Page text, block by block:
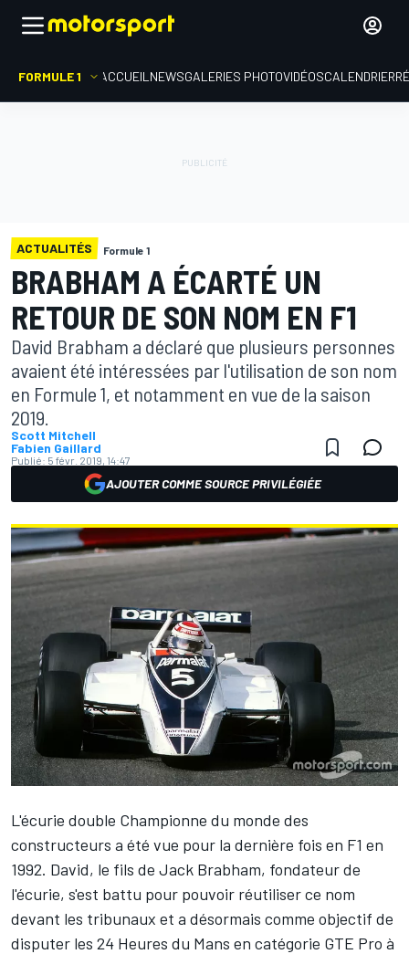
FORMULE 1 ACCUEIL NEWSGALERIES PHOTOVIDÉOSCALENDRIER
ACTUALITÉS Formule 1
BRABHAM A ÉCARTÉ UN
RETOUR DE SON NOM EN F1
David Brabham a déclaré que plusieurs personnes
avaient été intéressées par l'utilisation de son nom
en Formule 1, et notamment en vue de la saison
2019.
Scott Mitchell
Fabien Gaillard
Publié: 5 févr. 2019, 14:47
AJOUTER COMME SOURCE PRIVILÉGIÉE
L'écurie double Championne du monde des
constructeurs a été vue pour la dernière fois en F1 en
1992. David, le fils de Jack Brabham, fondateur de
l'écurie, s'est battu pour pouvoir réutiliser ce nom
devant les tribunaux et a désormais comme objectif de
disputer les 24 Heures du Mans en catégorie GTE Pro à